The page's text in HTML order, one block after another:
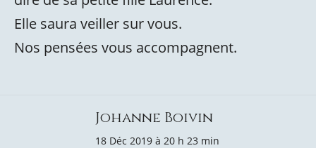
Elle saura veiller sur vous.
Nos pensées vous accompagnent.
Johanne Boivin
18 Déc 2019 à 20 h 23 min